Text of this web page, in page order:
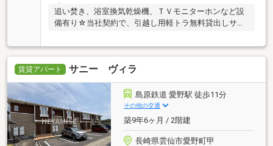
追い焚き、浴室換気乾燥機、ＴＶモニターホンなど設
備有り☆当社契約で、引越し用軽トラ無料貸出しサー
賃貸アパート サニー ヴィラ
島原鉄道 愛野駅 徒歩11分
その他の交通
築9年6ヶ月 / 2階建
長崎県雲仙市愛野町甲